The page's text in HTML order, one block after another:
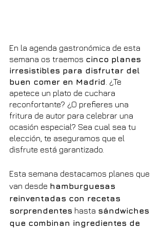
En la agenda gastronómica de esta
semana os traemos cinco planes
irresistibles para disfrutar del
buen comer en Madrid . ¿Te
apetece un plato de cuchara
reconfortante? ¿O prefieres una
fritura de autor para celebrar una
ocasión especial? Sea cual sea tu
elección, te aseguramos que el
disfrute está garantizado.
Esta semana destacamos planes que
van desde hamburguesas
reinventadas con recetas
sorprendentes hasta sándwiches
que combinan ingredientes de